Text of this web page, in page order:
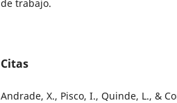
de trabajo.
Citas
Andrade, X., Pisco, I., Quinde, L., &